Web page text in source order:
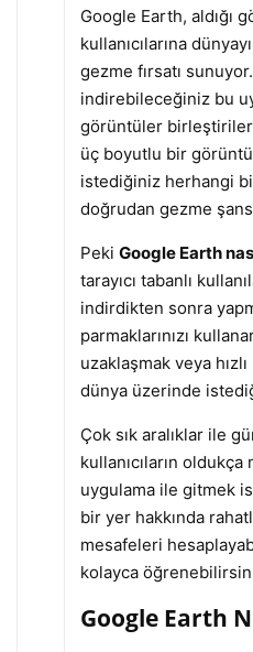
Google Earth, aldığı
kullanıcılarına
gezme fırsatı
indirebileceğiniz bu
görüntüler
üç boyutlu bir
istediğiniz herhangi
doğrudan gezme
Peki Google Earth
tarayıcı tabanlı
indirdikten sonra
parmaklarınızı
uzaklaşmak veya
dünya üzerinde
Çok sık aralıklar ile
kullanıcıların oldukça
uygulama ile gitmek
bir yer hakkında
mesafeleri
kolayca
Google Earth